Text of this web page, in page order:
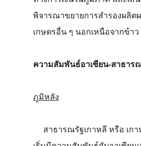
พิจารณาขยายการสำรองผลิต
เกษตรอื่น ๆ นอกเหนือจากข้าว
ความสัมพันธ์อาเซียน-สาธาร
ภูมิหลัง
สาธารณรัฐเกาหลี หรือ เกา